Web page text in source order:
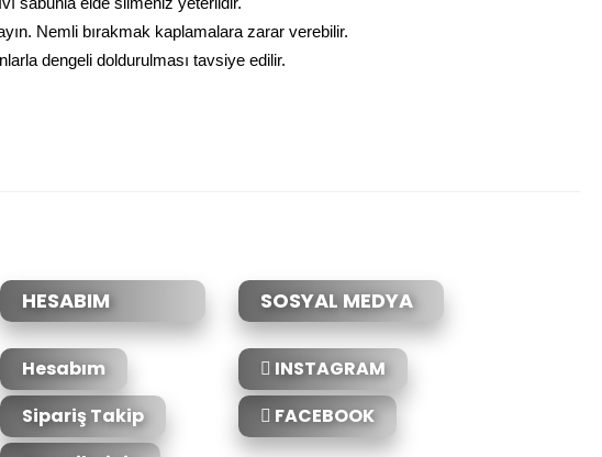
Nemli bırakmak kaplamalara zarar verebilir.
dengeli doldurulması tavsiye edilir.
HESABIM
Hesabım
Sipariş Takip
SOSYAL MEDYA
INSTAGRAM
FACEBOOK